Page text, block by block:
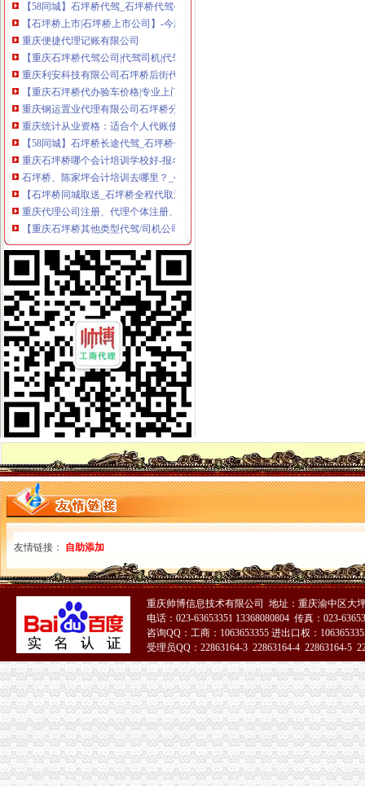
【石坪桥上市|石坪桥上市公司】-今题石坪桥上市公司网1
重庆便捷代理记账有限公司
【重庆石坪桥代驾公司|代驾司机|代驾价格】-重庆赶集网
重庆利安科技有限公司石坪桥后街代理缴费厅
【重庆石坪桥代办验车价格|专业上门代办汽车验车】-重庆赶集网
重庆钢运置业代理有限公司石坪桥分公司
重庆统计从业资格：适合个人代账使用财务软件_960教育_金蝶KIS-
【58同城】石坪桥长途代驾_石坪桥长途代驾公司_长途代驾司机
重庆石坪桥哪个会计培训学校好-报名在线
石坪桥、陈家坪会计培训去哪里？_会计_天涯论坛_天涯社区
【石坪桥同城取送_石坪桥全程代取送_石坪桥代取送价格】-58到家
重庆代理公司注册、代理个体注册、代理记账重庆工商年检今题网
【重庆石坪桥其他类型代驾/司机公司】-重庆赶集网
重庆钢运置业代理有限公司石坪桥分公司_重庆市_渝中区_企业在线
【九龙坡区石坪桥公司代办注册,可以注册公司】价格,厂家,图片,
重庆利安科技有限公司石坪桥后街代理缴费厅--介绍信息
石坪桥、陈家坪会计培训去哪里？【杨家坪吧】_百度贴吧
【重庆九龙坡石坪桥注册公司_代理注册公司_工商注册】-重庆工商注
重庆九龙坡石坪桥诉讼代理信息,重庆九龙坡石坪桥诉讼代理服务,
重庆钢运置业代理有限公司石坪桥分公司
重庆市九龙坡区石坪桥正街24号附7号商业房屋_重庆市渝中区人民法
重庆便捷代理记账有限公司,主营：代办工商；代理记账；税务咨询；
时尚流行服饰处理售后一件代发-石坪桥代理/招商加盟|重庆酷易搜
重庆钢运置业代理有限公司石坪桥分公司
【金山桥公司代账、注册、价格低_专利注册】-专利注册-徐州赶集网
重庆市九龙坡区石坪桥后街12号的办公用房_重庆市第五中级人民法院
重庆石坪桥会计实操做账的学习班哪个好-报名在线
重庆生力运贸有限责任公司石坪桥火车票代售处联系方式_信用报告_
银桥代账公司|代账公司怎么样|金厚会计师（优质商家）_南京金厚会计
重庆市大泽置业代理有限公司石坪桥正街店联系方式_信用报告_工商信
厂家直销大量职业套装现货全国低价批发-石坪桥代理/招商加盟|重庆
桥北高新企业代账多少钱为您省心-中介-十堰网
【重庆农业银行】农业银行重庆石坪桥支行_电话_地址_地图-卡盟网
武昌丁字桥有没有代账的。我想请个代账会计_搜问问
重庆赛腾自动化仪表有限公司-重庆
奉贤庄行南桥代账会计整理账变更法人股权增加范围-上海58同城
中南路代理记账、中南路财务代账公司、丁字桥代理记账-会计/审计-
【图】九龙坡工商注册谢家湾石坪桥工商代办代账报税为你服务_重庆
【武珞路代理记账、丁字桥代理记账、武昌会计代账、阅马场会计代账
石坪桥代账公司
重庆晨报数字报
【乐山二手帐篷转让/交易市场】-乐山赶集网
武昌街道口丁字桥专注代理记账公司注册专业会计代账工_志趣网
qq观止的足迹-蚂蜂窝
友情链接： 自助添加
重庆帅博信息技术有限公司 地址：重庆渝中区大
电话：023-63653351 13368080804 传真：023-
咨询QQ：工商：1063653355 进出口权：
受理员QQ：22863164-3 22863164-4 22863164-5
51La